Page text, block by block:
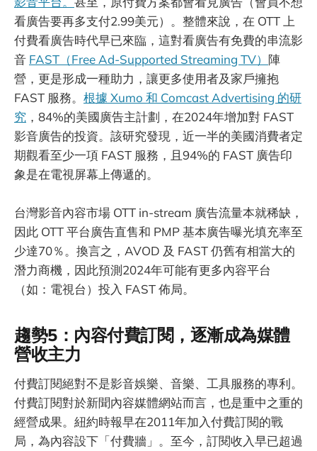
看廣告要再多支付2.99美元）。整體來說，在 OTT 上
付費看廣告時代早已來臨，這對看廣告有免費的串流影
音 FAST（Free Ad-Supported Streaming TV） 陣
營，更是形成一種助力，讓更多使用者及家戶擁抱
FAST 服務。 根據 Xumo 和 Comcast Advertising 的研
究 ，84%的美國廣告主計劃，在2024年增加對 FAST
影音廣告的投資。該研究發現，近一半的美國消費者定
期觀看至少一項 FAST 服務，且94%的 FAST 廣告印
象是在電視屏幕上傳遞的。
台灣影音內容市場 OTT in-stream 廣告流量本就稀缺，
因此 OTT 平台廣告直售和 PMP 基本廣告曝光填充率至
少達70％。換言之，AVOD 及 FAST 仍舊有相當大的
潛力商機，因此預測2024年可能有更多內容平台
（如：電視台）投入 FAST 佈局。
趨勢5：內容付費訂閱，逐漸成為媒體
營收主力
付費訂閱絕對不是影音娛樂、音樂、工具服務的專利。
付費訂閱對於新聞內容媒體網站而言，也是重中之重的
經營成果。紐約時報早在2011年加入付費訂閱的戰
局，為內容設下「付費牆」。至今，訂閱收入早已超過